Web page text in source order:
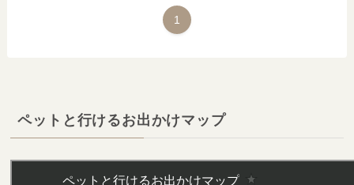
1
ペットと行けるお出かけマップ